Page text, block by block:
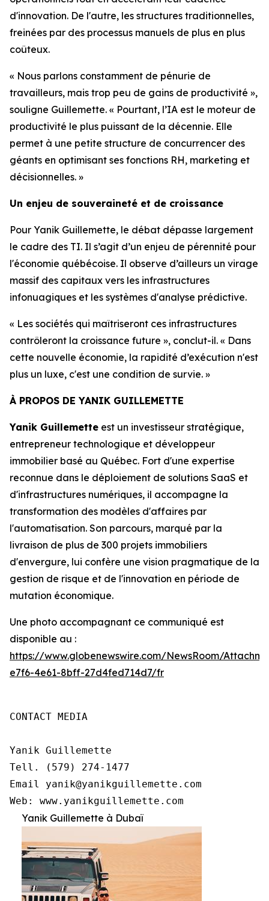
d'innovation. De l'autre, les structures traditionnelles,
freinées par des processus manuels de plus en plus
coûteux.
« Nous parlons constamment de pénurie de
travailleurs, mais trop peu de gains de productivité »,
souligne Guillemette. « Pourtant, l’IA est le moteur de
productivité le plus puissant de la décennie. Elle
permet à une petite structure de concurrencer des
géants en optimisant ses fonctions RH, marketing et
décisionnelles. »
Un enjeu de souveraineté et de croissance
Pour Yanik Guillemette, le débat dépasse largement
le cadre des TI. Il s’agit d’un enjeu de pérennité pour
l'économie québécoise. Il observe d’ailleurs un virage
massif des capitaux vers les infrastructures
infonuagiques et les systèmes d'analyse prédictive.
« Les sociétés qui maîtriseront ces infrastructures
contrôleront la croissance future », conclut-il. « Dans
cette nouvelle économie, la rapidité d’exécution n'est
plus un luxe, c'est une condition de survie. »
À PROPOS DE YANIK GUILLEMETTE
Yanik Guillemette est un investisseur stratégique,
entrepreneur technologique et développeur
immobilier basé au Québec. Fort d'une expertise
reconnue dans le déploiement de solutions SaaS et
d'infrastructures numériques, il accompagne la
transformation des modèles d'affaires par
l'automatisation. Son parcours, marqué par la
livraison de plus de 300 projets immobiliers
d'envergure, lui confère une vision pragmatique de la
gestion de risque et de l'innovation en période de
mutation économique.
Une photo accompagnant ce communiqué est
disponible au :
https://www.globenewswire.com/NewsRoom/
e7f6-4e61-8bff-27d4fed714d7/fr
CONTACT MEDIA
Yanik Guillemette
Tell. (579) 274-1477
Email yanik@yanikguillemette.com
Web: www.yanikguillemette.com
Yanik Guillemette à Dubaï